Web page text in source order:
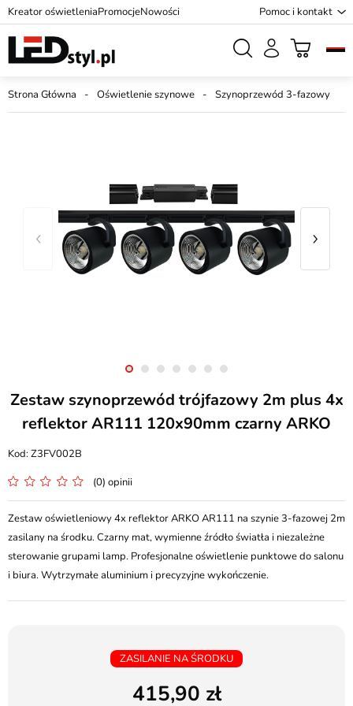
Kreator oświetleniaPromocjeNowości Pomoc i kontakt
Strona Główna Oświetlenie szynowe Szynoprzewód 3-fazowy
Zestaw szynoprzewód trójfazowy 2m plus 4x
reflektor AR111 120x90mm czarny ARKO
Z3FV002B
(0) opinii
Zestaw oświetleniowy 4x reflektor ARKO AR111 na szynie 3-fazowej 2m
zasilany na środku. Czarny mat, wymienne źródło światła i niezależne
sterowanie grupami lamp. Profesjonalne oświetlenie punktowe do salonu
i biura. Wytrzymałe aluminium i precyzyjne wykończenie.
ZASILANIE NA ŚRODKU
415,90